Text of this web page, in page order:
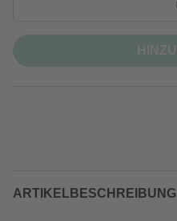
ARTIKELBESCHREIBUNG